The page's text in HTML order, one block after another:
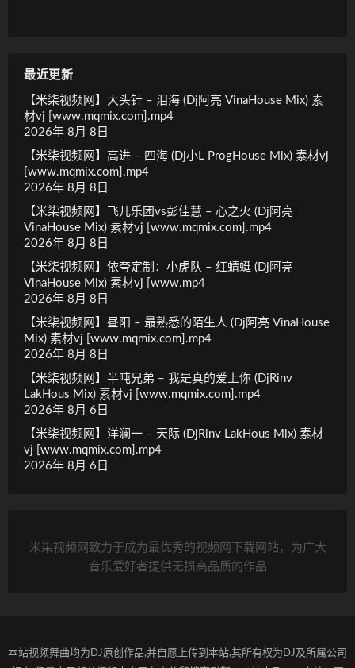
最近更新
【米柒视频网】大头针 – 泪海 (Dj阿亮 VinaHouse Mix) 素
材vj [www.mqmix.com].mp4
2026年 8月 8日
【米柒视频网】高进 – 四海 (Dj小L ProgHouse Mix) 素材vj
[www.mqmix.com].mp4
2026年 8月 8日
【米柒视频网】飞儿乐团vs彭佳慧 – 心之火 (Dj阿亮
VinaHouse Mix) 素材vj [www.mqmix.com].mp4
2026年 8月 8日
【米柒视频网】依夸定制：小虎队 – 红蜻蜓 (Dj阿亮
VinaHouse Mix) 素材vj [www.mp4
2026年 8月 8日
【米柒视频网】昼阳 – 最熟悉的陌生人 (Dj阿亮 VinaHouse
Mix) 素材vj [www.mqmix.com].mp4
2026年 8月 8日
【米柒视频网】半吨兄弟 – 我是真的爱上你 (DjRinv
LakHous Mix) 素材vj [www.mqmix.com].mp4
2026年 8月 6日
【米柒视频网】洋澜一 – 天际 (DjRinv LakHous Mix) 素材
vj [www.mqmix.com].mp4
2026年 8月 6日
米柒视频网致力于成为最优秀的视频网下载网站，为广大
音乐爱好者提供无损高品质的作品
本站视频舞曲均为DJ原创作品,并自愿上传到本站,其所有权为DJ及所属公司